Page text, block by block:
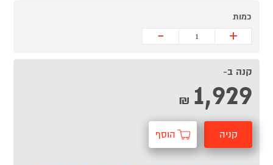
כמות
+
-
קנה ב-
1,929
₪
קניה הוסף